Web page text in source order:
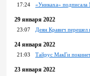
17:24 «Уникаха»
29 января 2022
23:07 Деян Кравич перешел
24 января 2022
21:03 Тайрус МакГи
23 января 2022